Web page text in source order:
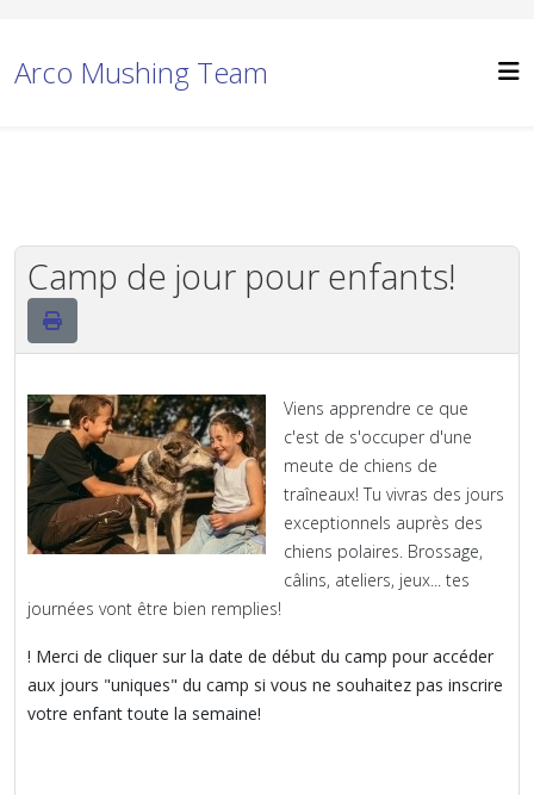
Arco Mushing Team
Camp de jour pour enfants!
Viens apprendre ce que
c'est de s'occuper d'une
meute de chiens de
traîneaux! Tu vivras des jours
exceptionnels auprès des
chiens polaires. Brossage,
câlins, ateliers, jeux... tes
journées vont être bien remplies!
! Merci de cliquer sur la date de début du camp pour accéder
aux jours "uniques" du camp si vous ne souhaitez pas inscrire
votre enfant toute la semaine!